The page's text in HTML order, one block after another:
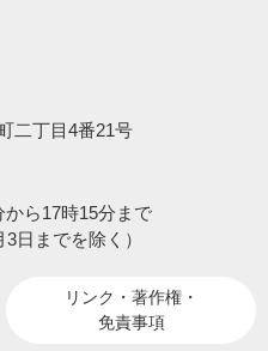
二丁目4番21号
ら17時15分まで
日までを除く）
リンク・著作権・
免責事項